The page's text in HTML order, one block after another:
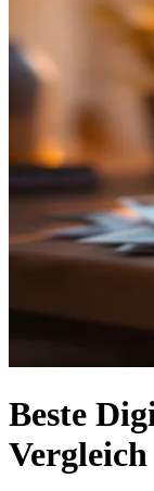
Beste
Vergleich